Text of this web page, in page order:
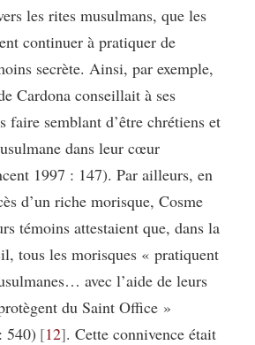
les rites musulmans, que les
continuer à pratiquer de
secrète. Ainsi, par exemple,
Cardona conseillait à ses
faire semblant d’être chrétiens et
dans leur cœur
1997 : 147). Par ailleurs, en
d’un riche morisque, Cosme
témoins attestaient que, dans la
tous les morisques « pratiquent
avec l’aide de leurs
du Saint Office »
540) 12 . Cette connivence était